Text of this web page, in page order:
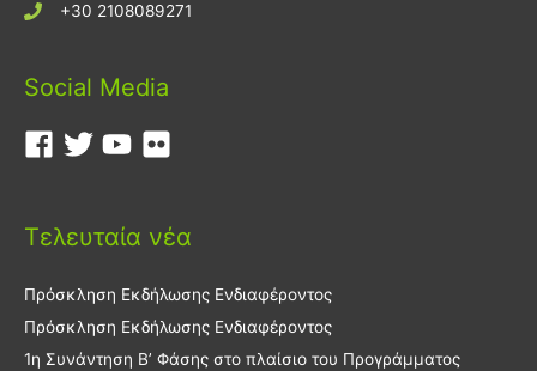
+30 2108089271
Social Media
Τελευταία νέα
Πρόσκληση Εκδήλωσης Ενδιαφέροντος
Πρόσκληση Εκδήλωσης Ενδιαφέροντος
1η Συνάντηση Β’ Φάσης στο πλαίσιο του Προγράμματος